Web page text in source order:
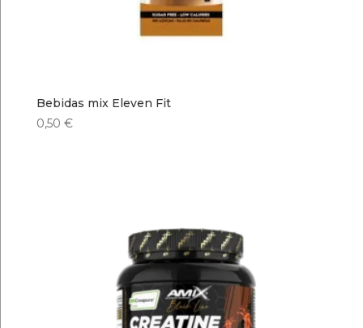
Bebidas mix Eleven Fit
0,50 €